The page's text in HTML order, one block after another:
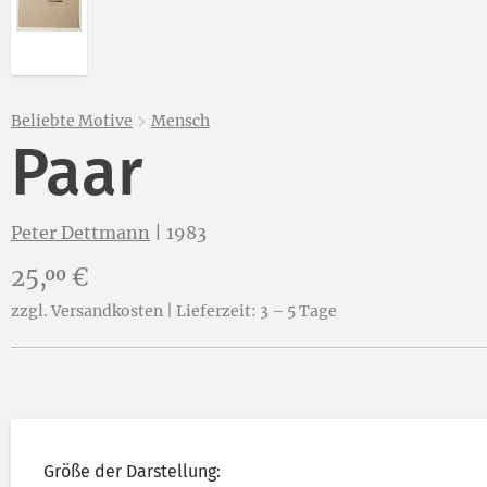
Beliebte Motive Mensch
Paar
Peter Dettmann 1983
Preis:
25,00 €
zzgl. Versandkosten | Lieferzeit: 3 – 5 Tage
Größe der Darstellung: